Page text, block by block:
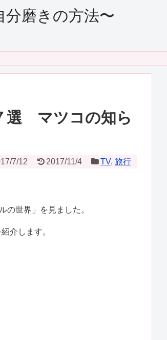
磨きの方法〜
選 マツコの知ら
7/12 2017/11/4 TV, 旅行
世界」を見ました。
介します。